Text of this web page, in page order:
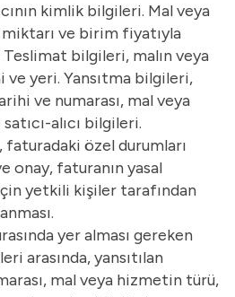
kimlik bilgileri. Mal veya
ve birim fiyatıyla
bilgileri, malın veya
yeri. Yansıtma bilgileri,
ve numarası, mal veya
alıcı bilgileri.
faturadaki özel durumları
onay, faturanın yasal
yetkili kişiler tarafından
yer alması gereken
arasında, yansıtılan
mal veya hizmetin türü,